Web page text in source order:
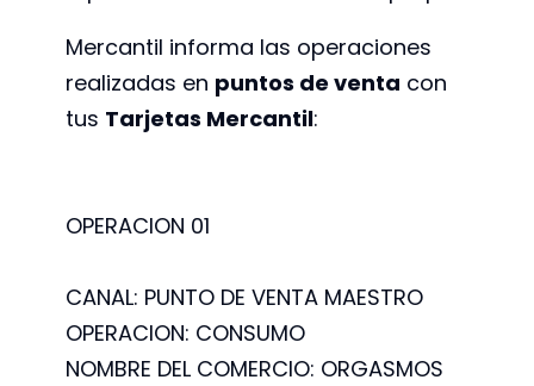
Mercantil informa las operaciones
realizadas en puntos de venta con
tus Tarjetas Mercantil:
OPERACION 01
CANAL: PUNTO DE VENTA MAESTRO
OPERACION: CONSUMO
NOMBRE DEL COMERCIO: ORGASMOS